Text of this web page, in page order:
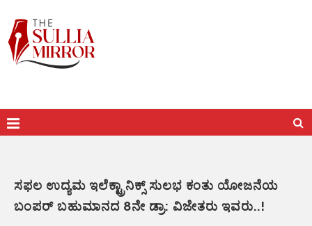
ಸಫಲ ಉದ್ಯಮ ಇಲೆಕ್ಟ್ರಾನಿಕ್ಸ್ ಸುಲಭ ಕಂತು ಯೋಜನೆಯ
ಬಂಪರ್ ಬಹುಮಾನದ 8ನೇ ಡ್ರಾ: ವಿಜೇತರು ಇವರು..!